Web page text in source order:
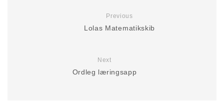
Previous
Lolas Matematikskib
Next
Ordleg læringsapp